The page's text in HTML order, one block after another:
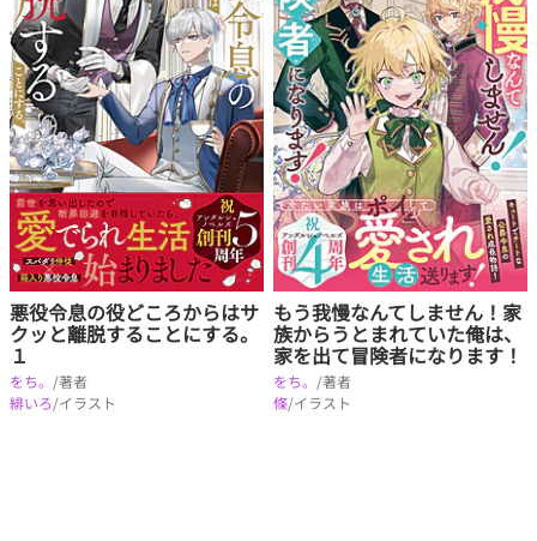
悪役令息の役どころからはサ
クッと離脱することにする。
１
をち。 /著者
緋いろ/イラスト
もう我慢なんてしません！家
族からうとまれていた俺は、
家を出て冒険者になります！
をち。 /著者
條/イラスト